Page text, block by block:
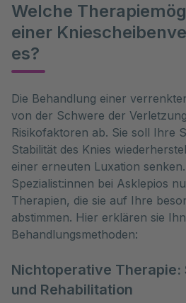
Welche
einer
es?
Die Behandlung einer
von der Schwere der
Risikofaktoren ab. Sie soll Ihre
Stabilität des Knies
einer erneuten Luxation
Spezialist:innen bei Asklepios
Therapien, die sie auf Ihre
abstimmen. Hier erklären sie
Behandlungsmethoden:
Nichtoperative Therapie:
und Rehabilitation